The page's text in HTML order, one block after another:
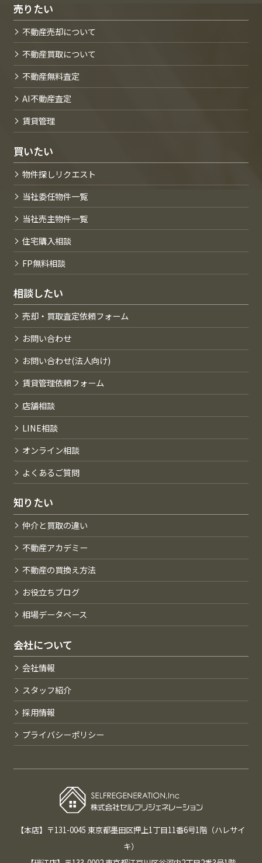
売りたい
不動産売却について
不動産買取について
不動産無料査定
AI不動産査定
賃貸管理
買いたい
物件探しリクエスト
当社委任物件一覧
当社売主物件一覧
住宅購入相談
FP無料相談
相談したい
売却・買取査定依頼フォーム
お問い合わせ
お問い合わせ(法人向け)
賃貸管理依頼フォーム
店舗相談
LINE相談
オンライン相談
よくあるご質問
知りたい
仲介と買取の違い
不動産アカデミー
不動産の買換え方法
お役立ちブログ
相場データベース
会社について
会社情報
スタッフ紹介
採用情報
プライバシーポリシー
【本店】〒131-0045 東京都墨田区押上1丁目11番6号1階（ハレサイ
キ）